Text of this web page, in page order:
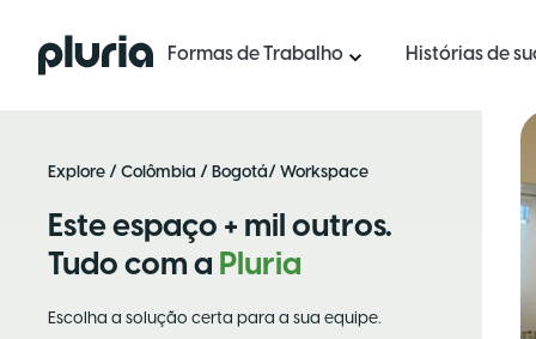
Logo Pluria Formas de Trabalho Histórias de
Explore / Colômbia / Bogotá/ Workspace
Este espaço + mil outros.
Tudo com a Pluria
Escolha a solução certa para a sua equipe.